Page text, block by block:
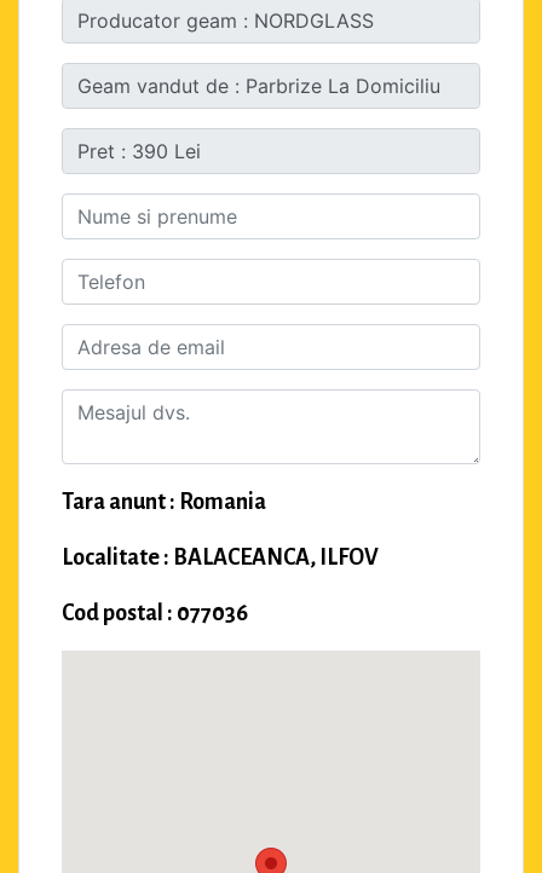
Tara anunt : Romania
Localitate : BALACEANCA, ILFOV
Cod postal : 077036